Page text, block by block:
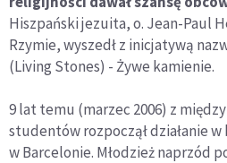
Hiszpański jezuita, o. Jean-Paul
Rzymie, wyszedł z inicjatywą
(Living Stones) - Żywe kamienie.
9 lat temu (marzec 2006) z
studentów rozpoczął działanie w
w Barcelonie. Młodzież naprzód